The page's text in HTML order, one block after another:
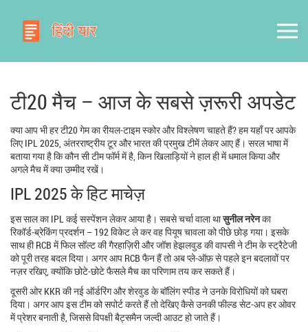
टी20 मैच – आज के सबसे ज़रूरी अपडेट
क्या आप भी हर टी20 गेम का रीयल‑टाइम स्कोर और विश्लेषण चाहते हैं? हम यहाँ पर आपके
लिए IPL 2025, अंतरराष्ट्रीय टूर और भारत की प्रमुख टीमें लेकर आए हैं। सरल भाषा में
बताया गया है कि कौन सी टीम फॉर्म में है, किन खिलाड़ियों ने हाल ही में धमाल किया और
अगले मैच में क्या उम्मीद रखें।
IPL 2025 के हिट माचेज़
इस साल का IPL कई सस्पेंशन लेकर आया है। सबसे चर्चा वाला थासुनील नरेनका
रिकॉर्ड‑ब्रेकिंग प्रदर्शन – 192 विकेट ले कर वह पियूष चावला को पीछे छोड़ गया। इसके
साथ ही RCB में फिल सॉल्ट की गैरहाज़िरी और जॉश हेझलवुड की वापसी ने टीम के स्ट्रैटेजी
को पूरी तरह बदल दिया। अगर आप RCB फैन हैं तो अब प्ले‑ऑफ़ से पहले इन बदलावों पर
नज़र रखिए, क्योंकि छोटे‑छोटे फैसले मैच का परिणाम तय कर सकते हैं।
दूसरी ओर KKR की नई ऑर्डरिंग और शेरवुड के बॉलिंग स्पीड ने उनके विरोधियों को घबरा
दिया। अगर आप इस टीम को सपोर्ट करते हैं तो देखिए कैसे उनकी फील्ड सेट‑अप हर ओवर
में प्रेशर बनाती है, जिससे विपक्षी बैट्समैन जल्दी आउट हो जाते हैं।